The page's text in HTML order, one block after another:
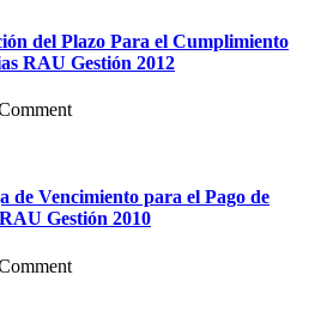
del Plazo Para el Cumplimiento
RAU Gestión 2012
de Vencimiento para el Pago de
Gestión 2010